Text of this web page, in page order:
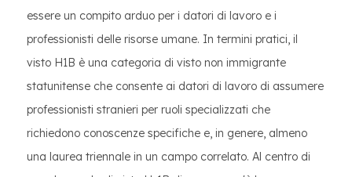
essere un compito arduo per i datori di lavoro e i
professionisti delle risorse umane. In termini pratici, il
visto H1B è una categoria di visto non immigrante
statunitense che consente ai datori di lavoro di assumere
professionisti stranieri per ruoli specializzati che
richiedono conoscenze specifiche e, in genere, almeno
una laurea triennale in un campo correlato. Al centro di